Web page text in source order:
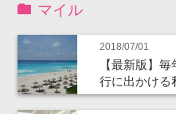
マイル
2018/07/01
【最新版】
行に出かける